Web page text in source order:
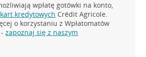
wpłatę gotówki na konto,
kart kredytowych Crédit Agricole.
o korzystaniu z Wpłatomatów
-zapoznaj się z naszym